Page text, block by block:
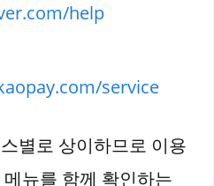
help
service
별로 상이하므로 이용
뉴를 함께 확인하는